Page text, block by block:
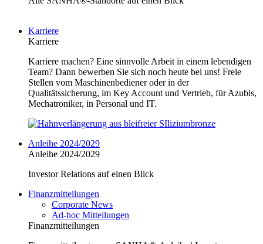
Karriere
Karriere
Karriere machen? Eine sinnvolle Arbeit in einem lebendigen
Team? Dann bewerben Sie sich noch heute bei uns! Freie
Stellen vom Maschinenbediener oder in der
Qualitätssicherung, im Key Account und Vertrieb, für Azubis,
Mechatroniker, in Personal und IT.
Anleihe 2024/2029
Anleihe 2024/2029
Investor Relations auf einen Blick
Finanzmitteilungen
Corporate News
Ad-hoc Mitteilungen
Finanzmitteilungen